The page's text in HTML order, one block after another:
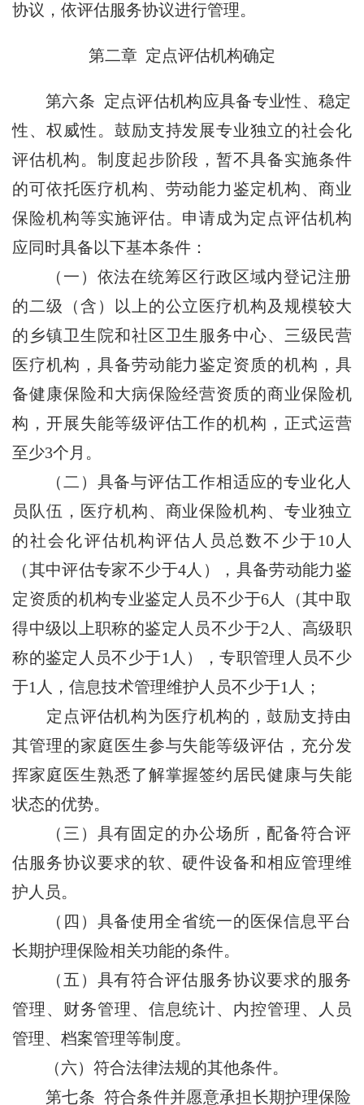
协议，依评估服务协议进行管理。
第二章 定点评估机构确定
第六条 定点评估机构应具备专业性、稳定
性、权威性。鼓励支持发展专业独立的社会化
评估机构。制度起步阶段，暂不具备实施条件
的可依托医疗机构、劳动能力鉴定机构、商业
保险机构等实施评估。申请成为定点评估机构
应同时具备以下基本条件：
（一）依法在统筹区行政区域内登记注册
的二级（含）以上的公立医疗机构及规模较大
的乡镇卫生院和社区卫生服务中心、三级民营
医疗机构，具备劳动能力鉴定资质的机构，具
备健康保险和大病保险经营资质的商业保险机
构，开展失能等级评估工作的机构，正式运营
至少3个月。
（二）具备与评估工作相适应的专业化人
员队伍，医疗机构、商业保险机构、专业独立
的社会化评估机构评估人员总数不少于10人
（其中评估专家不少于4人），具备劳动能力鉴
定资质的机构专业鉴定人员不少于6人（其中取
得中级以上职称的鉴定人员不少于2人、高级职
称的鉴定人员不少于1人），专职管理人员不少
于1人，信息技术管理维护人员不少于1人；
定点评估机构为医疗机构的，鼓励支持由
其管理的家庭医生参与失能等级评估，充分发
挥家庭医生熟悉了解掌握签约居民健康与失能
状态的优势。
（三）具有固定的办公场所，配备符合评
估服务协议要求的软、硬件设备和相应管理维
护人员。
（四）具备使用全省统一的医保信息平台
长期护理保险相关功能的条件。
（五）具有符合评估服务协议要求的服务
管理、财务管理、信息统计、内控管理、人员
管理、档案管理等制度。
（六）符合法律法规的其他条件。
第七条 符合条件并愿意承担长期护理保险